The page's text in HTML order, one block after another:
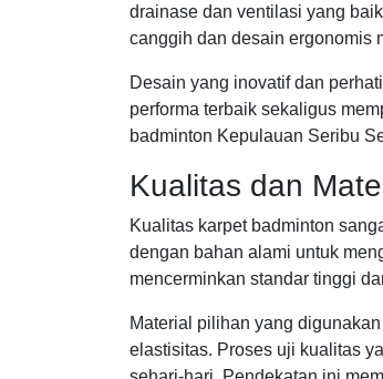
drainase dan ventilasi yang
canggih dan desain ergonomis
Desain yang inovatif dan
performa terbaik sekaligus
badminton Kepulauan Seribu
Kualitas dan
Kualitas karpet badminton
dengan bahan alami untuk
mencerminkan standar tinggi
Material pilihan yang
elastisitas. Proses uji kualitas